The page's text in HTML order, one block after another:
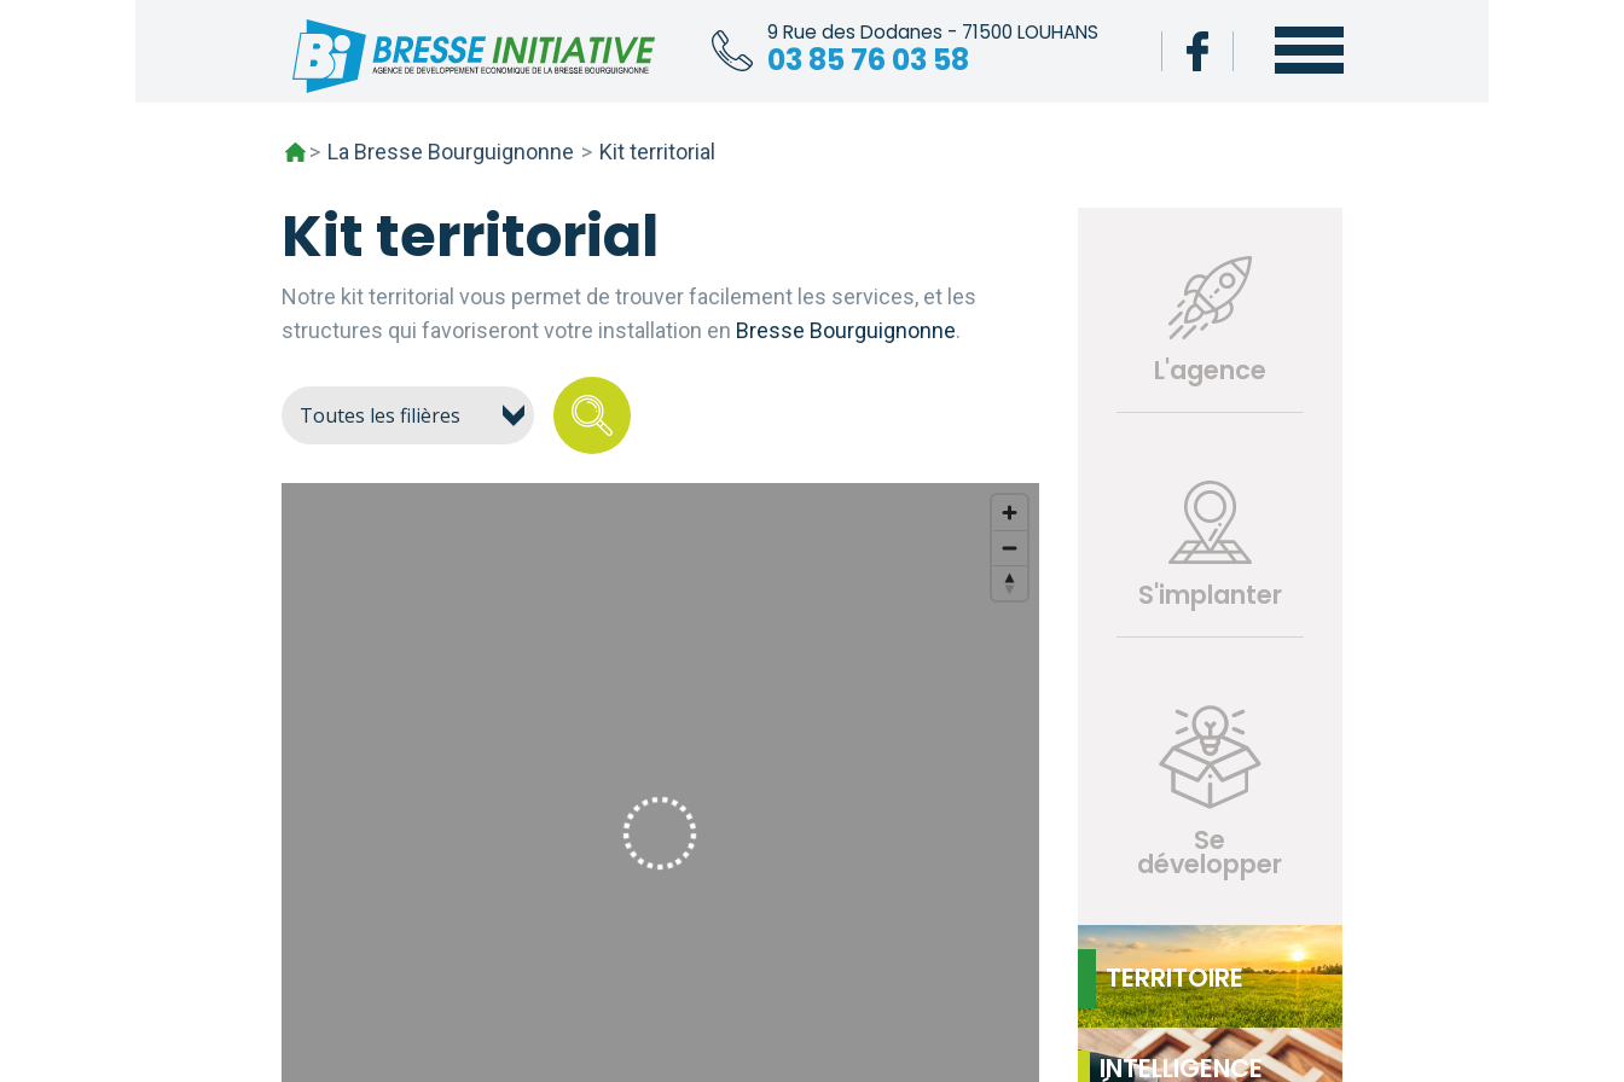
9 Rue des Dodanes - 71500 LOUHANS
03 85 76 03 58
> La Bresse Bourguignonne > Kit territorial
Kit territorial
Notre kit territorial vous permet de trouver facilement les services, et les
structures qui favoriseront votre installation en Bresse Bourguignonne.
L'agence
S'implanter
Se
développer
TERRITOIRE
INTELLIGENCE